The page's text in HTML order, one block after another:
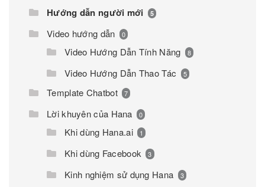
Hướng dẫn người mới 5
Video hướng dẫn 0
Video Hướng Dẫn Tính Năng 8
Video Hướng Dẫn Thao Tác 5
Template Chatbot 7
Lời khuyên của Hana 0
Khi dùng Hana.ai 1
Khi dùng Facebook 3
Kinh nghiệm sử dụng Hana 3